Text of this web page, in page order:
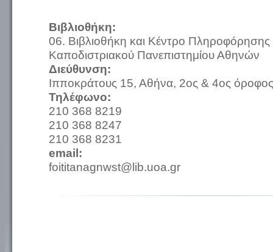
Βιβλιοθήκη:
06. Βιβλιοθήκη και Κέντρο Πληροφόρησης
Καποδιστριακού Πανεπιστημίου Αθηνών
Διεύθυνση:
Ιπποκράτους 15, Αθήνα, 2ος & 4ος όροφος
Τηλέφωνο:
210 368 8219
210 368 8247
210 368 8231
email:
foititanagnwst@lib.uoa.gr